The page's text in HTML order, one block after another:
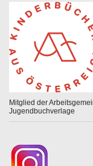
Mitglied der
Jugendbuchverlage